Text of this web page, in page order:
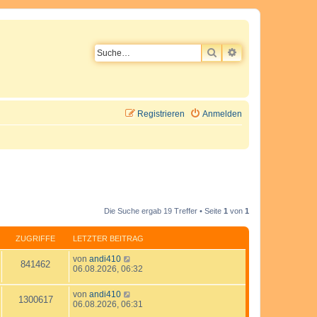
SUCHEERWEITERTE
Anmelden
Registrieren
Die Suche ergab 19 Treffer • Seite 1 von 1
ZUGRIFFE LETZTER BEITRAG
841462Z
u
g
L
e
z
t
e
von andi410
06.08.2026, 06:32
1300617Z
L
e
von andi410
06.08.2026, 06:31